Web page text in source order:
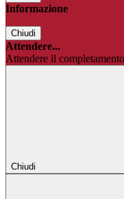
Informazione
Chiudi
Attendere...
Attendere il
Chiudi